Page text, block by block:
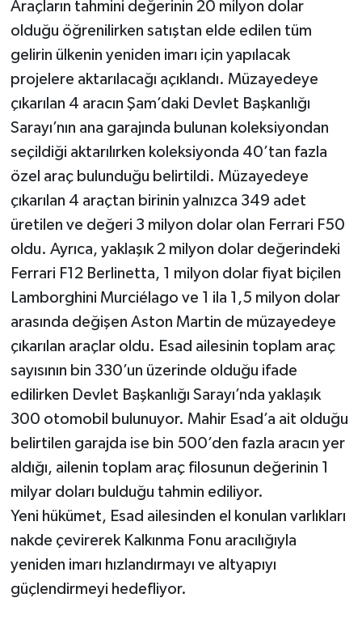
Araçların tahmini değerinin 20 milyon dolar
olduğu öğrenilirken satıştan elde edilen tüm
gelirin ülkenin yeniden imarı için yapılacak
projelere aktarılacağı açıklandı. Müzayedeye
çıkarılan 4 aracın Şam’daki Devlet Başkanlığı
Sarayı’nın ana garajında bulunan koleksiyondan
seçildiği aktarılırken koleksiyonda 40’tan fazla
özel araç bulunduğu belirtildi. Müzayedeye
çıkarılan 4 araçtan birinin yalnızca 349 adet
üretilen ve değeri 3 milyon dolar olan Ferrari F50
oldu. Ayrıca, yaklaşık 2 milyon dolar değerindeki
Ferrari F12 Berlinetta, 1 milyon dolar fiyat biçilen
Lamborghini Murciélago ve 1 ila 1,5 milyon dolar
arasında değişen Aston Martin de müzayedeye
çıkarılan araçlar oldu. Esad ailesinin toplam araç
sayısının bin 330’un üzerinde olduğu ifade
edilirken Devlet Başkanlığı Sarayı’nda yaklaşık
300 otomobil bulunuyor. Mahir Esad’a ait olduğu
belirtilen garajda ise bin 500’den fazla aracın yer
aldığı, ailenin toplam araç filosunun değerinin 1
milyar doları bulduğu tahmin ediliyor.
Yeni hükümet, Esad ailesinden el konulan varlıkları
nakde çevirerek Kalkınma Fonu aracılığıyla
yeniden imarı hızlandırmayı ve altyapıyı
güçlendirmeyi hedefliyor.